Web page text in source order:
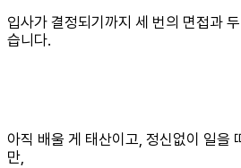
입사가 결정되기까지 세 번의 면접과
습니다.
아직 배울 게 태산이고, 정신없이 일을
만,